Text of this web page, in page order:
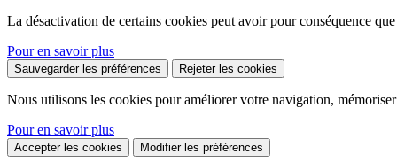
La désactivation de certains cookies peut avoir pour conséquence
Pour en savoir plus
Sauvegarder les préférences Rejeter les cookies
Nous utilisons les cookies pour améliorer votre navigation,
Pour en savoir plus
Accepter les cookies Modifier les préférences